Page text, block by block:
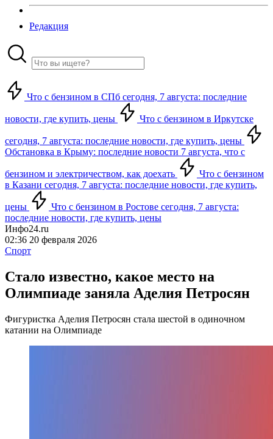
Редакция
Что с бензином в СПб сегодня, 7 августа: последние
новости, где купить, цены Что с бензином в Иркутске
сегодня, 7 августа: последние новости, где купить, цены
Обстановка в Крыму: последние новости 7 августа, что с
бензином и электричеством, как доехать
Что с бензином
в Казани сегодня, 7 августа: последние новости, где купить,
цены
Что с бензином в Ростове сегодня, 7 августа:
последние новости, где купить, цены
Инфо24.ru
02:36 20 февраля 2026
Спорт
Стало известно, какое место на
Олимпиаде заняла Аделия Петросян
Фигуристка Аделия Петросян стала шестой в одиночном
катании на Олимпиаде